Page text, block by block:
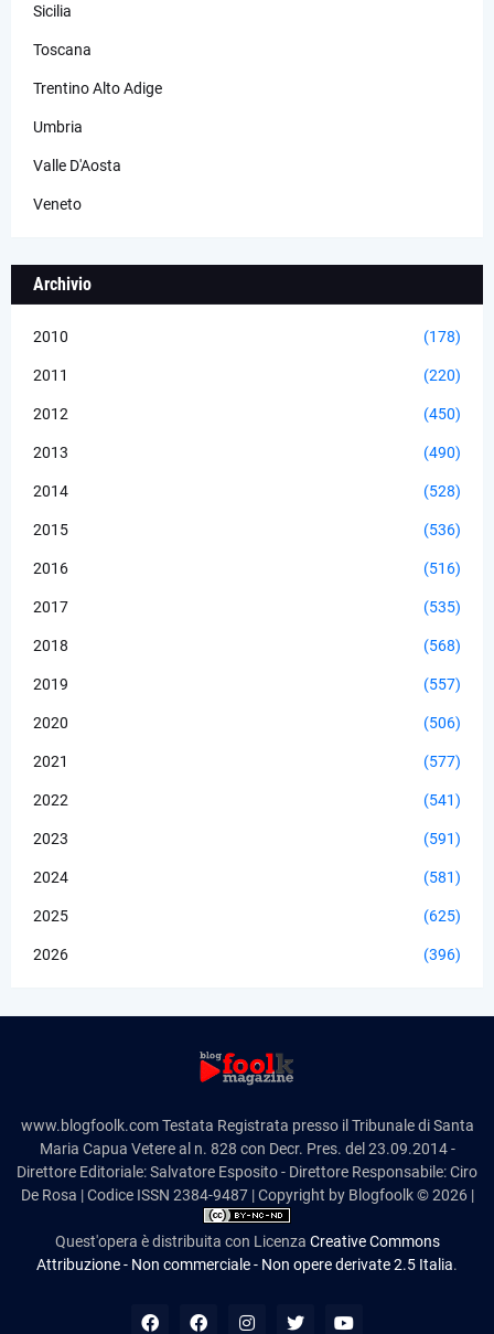
Sicilia
Toscana
Trentino Alto Adige
Umbria
Valle D'Aosta
Veneto
Archivio
2010 (178)
2011 (220)
2012 (450)
2013 (490)
2014 (528)
2015 (536)
2016 (516)
2017 (535)
2018 (568)
2019 (557)
2020 (506)
2021 (577)
2022 (541)
2023 (591)
2024 (581)
2025 (625)
2026 (396)
www.blogfoolk.com Testata Registrata presso il Tribunale di Santa
Maria Capua Vetere al n. 828 con Decr. Pres. del 23.09.2014 -
Direttore Editoriale: Salvatore Esposito - Direttore Responsabile: Ciro
De Rosa | Codice ISSN 2384-9487 | Copyright by Blogfoolk © 2026 |
Quest'opera è distribuita con Licenza Creative Commons
Attribuzione - Non commerciale - Non opere derivate 2.5 Italia.